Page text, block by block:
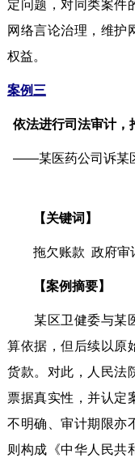
定问题，对同类案件
网络言论治理，维护
权益。
案例三
依法进行司法审计，
——某医药公司诉某
【关键词】
拖欠账款 政府审
【案例摘要】
某区卫健委与某医
算依据，但后续以原
货款。对此，人民法
票据真实性，并认定
不明确、审计期限亦
则构成《中华人民共